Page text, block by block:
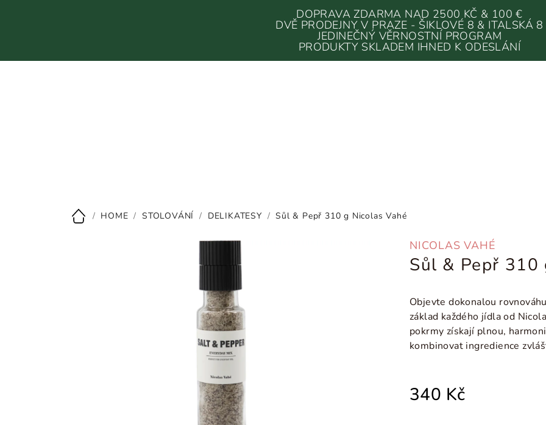
DOPRAVA ZDARMA NAD 2500 KČ & 100 €
DVĚ PRODEJNY V PRAZE - ŠIKLOVÉ 8 & ITALSKÁ 8
JEDINEČNÝ VĚRNOSTNÍ PROGRAM
PRODUKTY SKLADEM IHNED K ODESLÁNÍ
Domů
/ HOME / STOLOVÁNÍ / DELIKATESY / Sůl & Pepř 310 g Nicolas Vahé
NICOLAS VAHÉ
Sůl & Pepř 310
Objevte dokonalou
základ každého jídla od
pokrmy získají plnou,
kombinovat ingredience
340 Kč